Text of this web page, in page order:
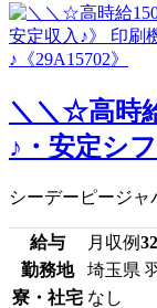
＼＼☆高時
♪・安定シ
シーデーピージャ
給与 月収例
勤務地
埼玉県
寮・社宅 なし